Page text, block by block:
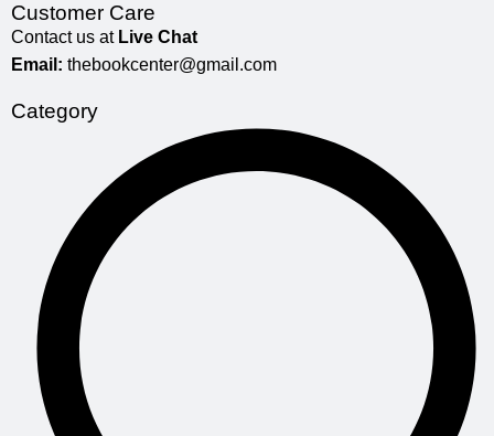
Customer Care
Contact us at Live Chat
Email: thebookcenter@gmail.com
Category